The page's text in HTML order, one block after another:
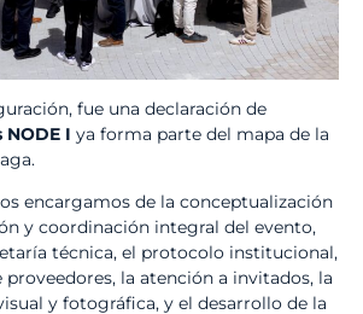
fue una declaración de
NODE I ya forma parte del mapa de la
encargamos de la conceptualización
y coordinación integral del evento,
técnica, el protocolo institucional,
la atención a invitados, la
y fotográfica, y el desarrollo de la